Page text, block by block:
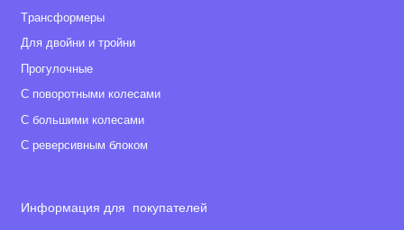
Tрансформеры
Для двойни и тройни
Прогулочные
С поворотными колесами
С большими колесами
С реверсивным блоком
Информация для покупателей